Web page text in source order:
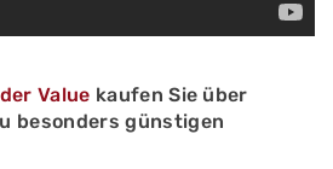
Value kaufen Sie über
besonders günstigen